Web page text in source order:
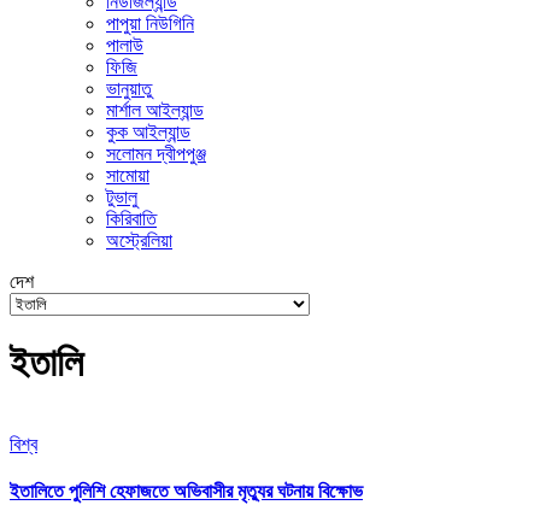
পাপুয়া নিউগিনি
পালাউ
ফিজি
ভানুয়াতু
মার্শাল আইল্যান্ড
কুক আইল্যান্ড
সলোমন দ্বীপপুঞ্জ
সামোয়া
টুভালু
কিরিবাতি
অস্ট্রেলিয়া
দেশ
ইতালি
বিশ্ব
ইতালিতে পুলিশি হেফাজতে অভিবাসীর মৃত্যুর ঘটনায় বিক্ষোভ